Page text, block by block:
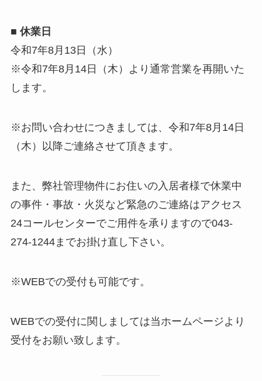
■ 休業日
令和7年8月13日（水）
※令和7年8月14日（木）より通常営業を再開いた
します。
※お問い合わせにつきましては、令和7年8月14日
（木）以降ご連絡させて頂きます。
また、弊社管理物件にお住いの入居者様で休業中
の事件・事故・火災など緊急のご連絡はアクセス
24コールセンターでご用件を承りますので043-
274-1244までお掛け直し下さい。
※WEBでの受付も可能です。
WEBでの受付に関しましては当ホームページより
受付をお願い致します。